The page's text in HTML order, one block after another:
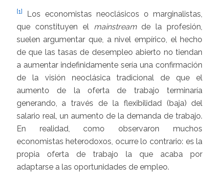
[1]
Los economistas neoclásicos o marginalistas,
que constituyen el mainstreamde la profesión,
suelen argumentar que, a nivel empírico, el hecho
de que las tasas de desempleo abierto no tiendan
a aumentar indefinidamente sería una confirmación
de la visión neoclásica tradicional de que el
aumento de la oferta de trabajo terminaría
generando, a través de la flexibilidad (baja) del
salario real, un aumento de la demanda de trabajo.
En realidad, como observaron muchos
economistas heterodoxos, ocurre lo contrario: es la
propia oferta de trabajo la que acaba por
adaptarse a las oportunidades de empleo.